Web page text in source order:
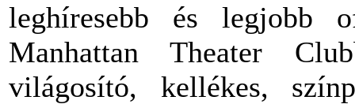
leghíresebb és legjobb
Manhattan Theater
világosító, kellékes,